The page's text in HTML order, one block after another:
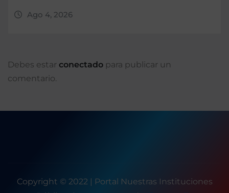
Ago 4, 2026
Debes estar conectado para publicar un
comentario.
Copyright © 2022 | Portal Nuestras Instituciones